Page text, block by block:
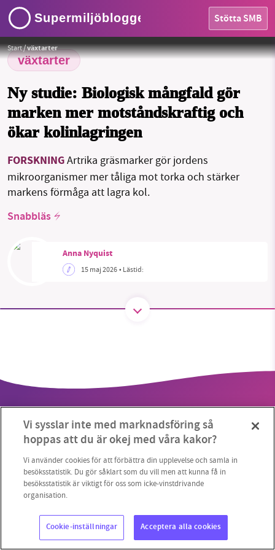
Supermiljöbloggen Stötta SMB
OMRÅDEN
MILJÖFAKTA
OM OSS
Sök Sparade inlägg
Facebook Instagram
Start/växtarter
växtarter
Ny studie: Biologisk mångfald gör
marken mer motståndskraftig och
ökar kolinlagringen
FORSKNINGArtrika gräsmarker gör jordens
mikroorganismer mer tåliga mot torka och stärker
markens förmåga att lagra kol.
Snabbläs
Anna Nyquist
15 maj 2026• Lästid:
Foto:Tamrix / Pixabay
Copyright 2023 © Supermiljöbloggen Cookieinställningar
nyhetsbevakning och granskningar. Nu vill vi
utveckla vårt arbete – och vi hoppas att du
vill hjälpa oss.
Stötta vårt arbete genom att swisha en slant till
1231368703
Läs vad vi vill göra
Vi sysslar inte med marknadsföring så
hoppas att du är okej med våra kakor?
Vi använder cookies för att förbättra din upplevelse och samla in
besöksstatistik. Du gör såklart som du vill men att kunna få in
besöksstatistik är viktigt för oss som icke-vinstdrivande
organisation.
Cookie-inställningar Acceptera alla cookies